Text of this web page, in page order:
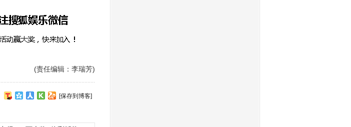
(责任编辑：李瑞芳)
[保存到博客]